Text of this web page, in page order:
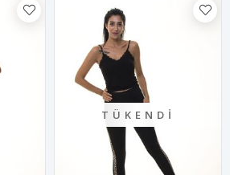
TÜKENDI